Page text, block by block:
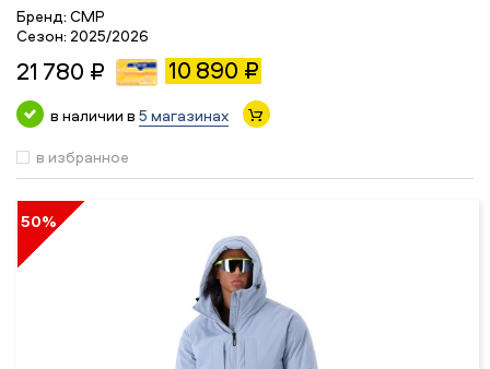
Бренд: CMP
Сезон: 2025/2026
21 780 ₽ 10 890 ₽
в наличии в 5 магазинах
в избранное
50%